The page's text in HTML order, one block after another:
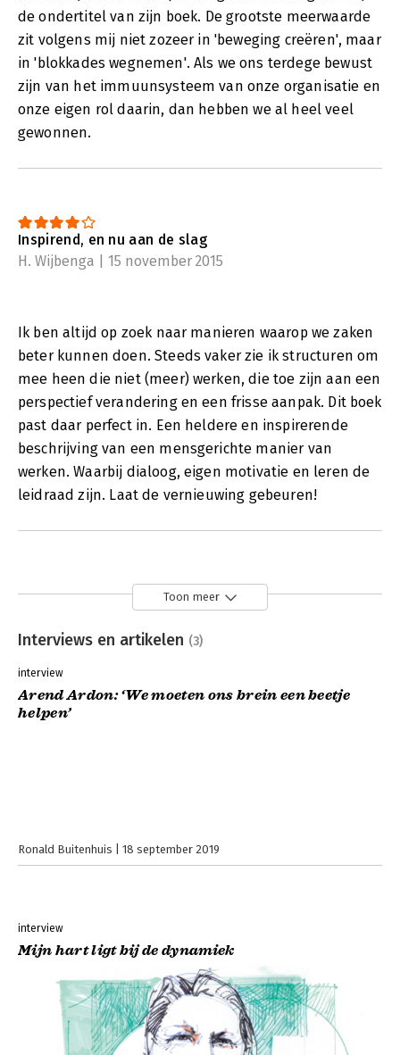
de ondertitel van zijn boek. De grootste meerwaarde
zit volgens mij niet zozeer in 'beweging creëren', maar
in 'blokkades wegnemen'. Als we ons terdege bewust
zijn van het immuunsysteem van onze organisatie en
onze eigen rol daarin, dan hebben we al heel veel
gewonnen.
Inspirend, en nu aan de slag
H. Wijbenga | 15 november 2015
Ik ben altijd op zoek naar manieren waarop we zaken
beter kunnen doen. Steeds vaker zie ik structuren om
mee heen die niet (meer) werken, die toe zijn aan een
perspectief verandering en een frisse aanpak. Dit boek
past daar perfect in. Een heldere en inspirerende
beschrijving van een mensgerichte manier van
werken. Waarbij dialoog, eigen motivatie en leren de
leidraad zijn. Laat de vernieuwing gebeuren!
Toon meer
Interviews en artikelen (3)
interview
Arend Ardon: ‘We moeten ons brein een beetje
helpen’
Ronald Buitenhuis 18 september 2019
interview
Mijn hart ligt bij de dynamiek